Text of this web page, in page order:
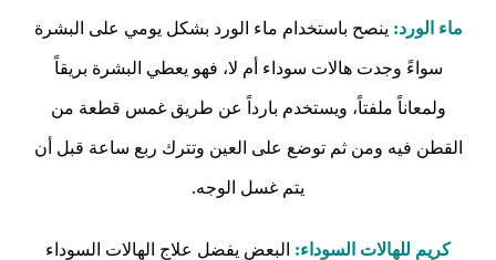
ماء الورد: ينصح باستخدام ماء الورد بشكل يومي على البشرة
سواءً وجدت هالات سوداء أم لا، فهو يعطي البشرة بريقاً
ولمعاناً ملفتاً، ويستخدم بارداً عن طريق غمس قطعة من
القطن فيه ومن ثم توضع على العين وتترك ربع ساعة قبل أن
يتم غسل الوجه.
كريم للهالات السوداء: البعض يفضل علاج الهالات السوداء